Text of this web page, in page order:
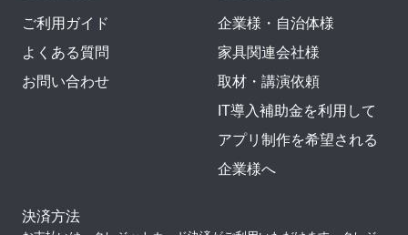
ご利用ガイド
よくある質問
お問い合わせ
企業様・自治体様
家具関連会社様
取材・講演依頼
IT導入補助金を利用して
アプリ制作を希望される
企業様へ
決済方法